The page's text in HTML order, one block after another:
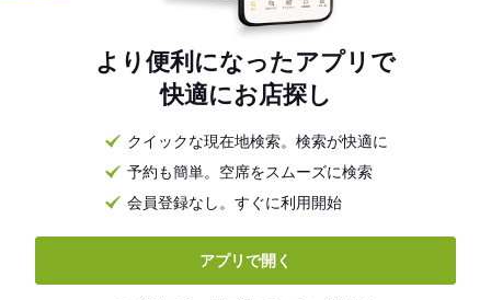
より便利になったアプリで
快適にお店探し
クイックな現在地検索。検索が快適に
予約も簡単。空席をスムーズに検索
会員登録なし。すぐに利用開始
アプリで開く